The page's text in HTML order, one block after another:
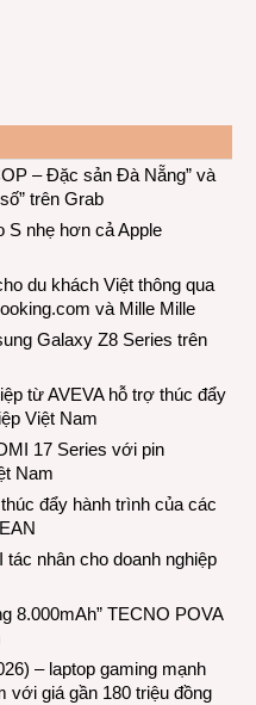
– Đặc sản Đà Nẵng” và
trên Grab
S nhẹ hơn cả Apple
du khách Việt thông qua
và Mille Mille
Galaxy Z8 Series trên
từ AVEVA hỗ trợ thúc đẩy
Việt Nam
17 Series với pin
Nam
đẩy hành trình của các
nhân cho doanh nghiệp
8.000mAh” TECNO POVA
– laptop gaming mạnh
với giá gần 180 triệu đồng